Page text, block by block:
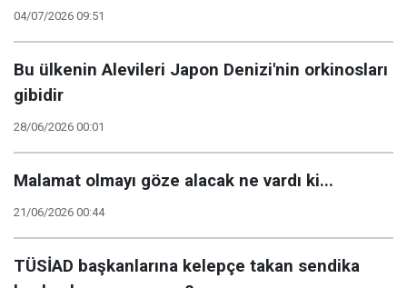
04/07/2026 09:51
Bu ülkenin Alevileri Japon Denizi'nin orkinosları
gibidir
28/06/2026 00:01
Malamat olmayı göze alacak ne vardı ki...
21/06/2026 00:44
TÜSİAD başkanlarına kelepçe takan sendika